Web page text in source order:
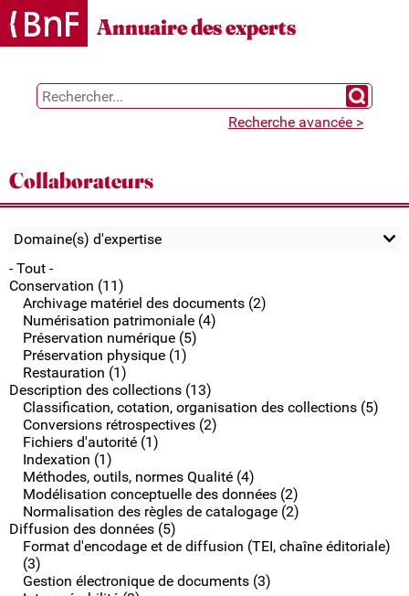
Gestion des cookies
Annuaire des experts
Chercher
Recherche avancée >
Collaborateurs
Domaine(s) d'expertise
- Tout -
Conservation (11)
Archivage matériel des documents (2)
Numérisation patrimoniale (4)
Préservation numérique (5)
Préservation physique (1)
Restauration (1)
Description des collections (13)
Classification, cotation, organisation des collections (5)
Conversions rétrospectives (2)
Fichiers d'autorité (1)
Indexation (1)
Méthodes, outils, normes Qualité (4)
Modélisation conceptuelle des données (2)
Normalisation des règles de catalogage (2)
Diffusion des données (5)
Format d'encodage et de diffusion (TEI, chaîne éditoriale)
(3)
Gestion électronique de documents (3)